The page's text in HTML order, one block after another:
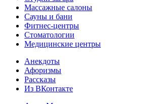
Массажные салоны
Сауны и бани
Фитнес-центры
Стоматологии
Медицинские центры
Анекдоты
Афоризмы
Рассказы
Из ВКонтакте